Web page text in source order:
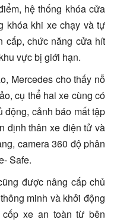
hệ thống khóa cửa
khóa khi xe chạy và tự
cấp, chức năng cửa hít
vực bị giới hạn.
Mercedes cho thấy nỗ
cụ thể hai xe cùng có
động, cảnh báo mất tập
định thân xe điện tử và
camera 360 độ phân
Safe.
được nâng cấp chủ
minh và khởi động
xe an toàn từ bên